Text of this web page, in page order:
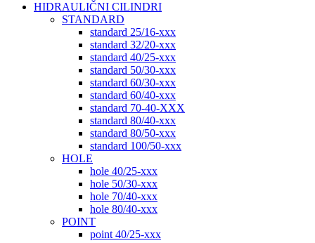
HIDRAULIČNI CILINDRI
STANDARD
standard 25/16-xxx
standard 32/20-xxx
standard 40/25-xxx
standard 50/30-xxx
standard 60/30-xxx
standard 60/40-xxx
standard 70-40-XXX
standard 80/40-xxx
standard 80/50-xxx
standard 100/50-xxx
HOLE
hole 40/25-xxx
hole 50/30-xxx
hole 70/40-xxx
hole 80/40-xxx
POINT
point 40/25-xxx